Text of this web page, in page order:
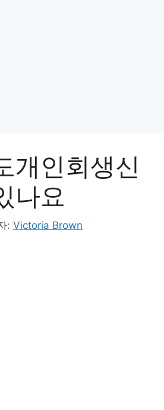
개인회생신
나요
: Victoria Brown